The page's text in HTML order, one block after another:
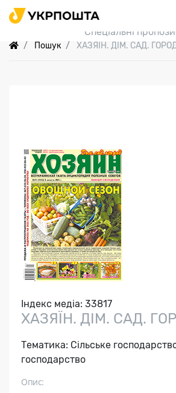
Пошук замовлення
Спеціальні
Пошук ХАЗЯЇН. ДІМ. САД.
Індекс медіа: 33817
ХАЗЯЇН. ДІМ. САД.
Тематика: Сільське
господарство
Опис: